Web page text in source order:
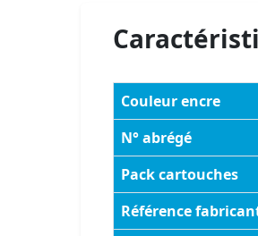
Couleur encre
N° abrégé
Pack cartouches
Référence